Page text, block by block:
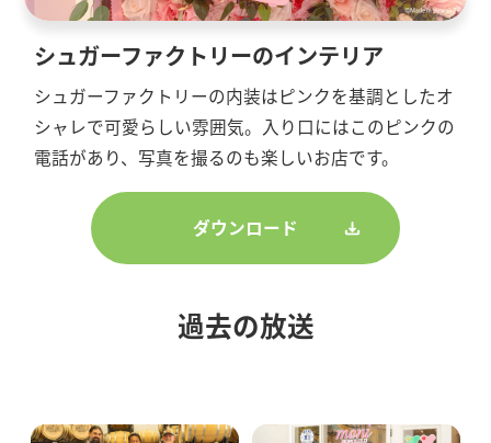
シュガーファクトリーのインテリア
シュガーファクトリーの内装はピンクを基調としたオ
シャレで可愛らしい雰囲気。入り口にはこのピンクの
電話があり、写真を撮るのも楽しいお店です。
ダウンロード
過去の放送